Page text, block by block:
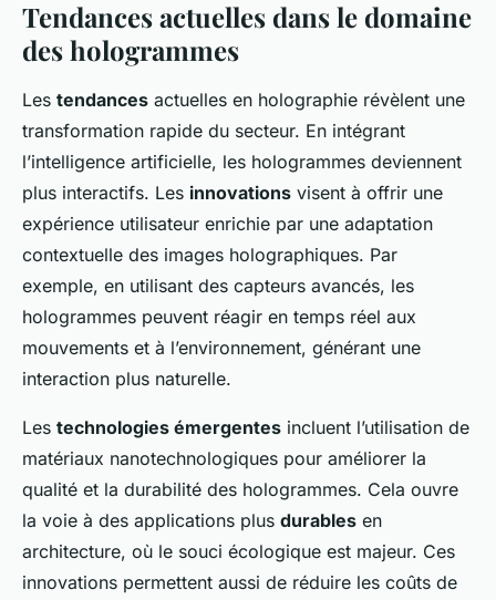
Tendances actuelles dans le domaine
des hologrammes
Les tendances actuelles en holographie révèlent une
transformation rapide du secteur. En intégrant
l’intelligence artificielle, les hologrammes deviennent
plus interactifs. Les innovations visent à offrir une
expérience utilisateur enrichie par une adaptation
contextuelle des images holographiques. Par
exemple, en utilisant des capteurs avancés, les
hologrammes peuvent réagir en temps réel aux
mouvements et à l’environnement, générant une
interaction plus naturelle.
Les technologies émergentes incluent l’utilisation de
matériaux nanotechnologiques pour améliorer la
qualité et la durabilité des hologrammes. Cela ouvre
la voie à des applications plus durables en
architecture, où le souci écologique est majeur. Ces
innovations permettent aussi de réduire les coûts de